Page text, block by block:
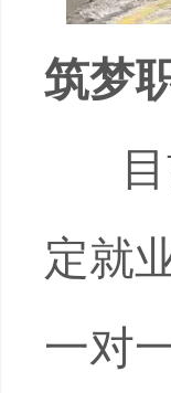
筑梦
目
定就
一对